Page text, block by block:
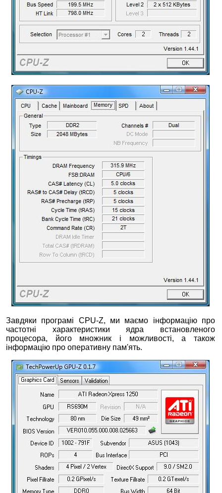
Завдяки програмі CPU-Z, ми маємо інформацію про
частотні характеристики ядра встановленого
процесора, його множник і можливості, а також
інформацію про оперативну пам'ять.